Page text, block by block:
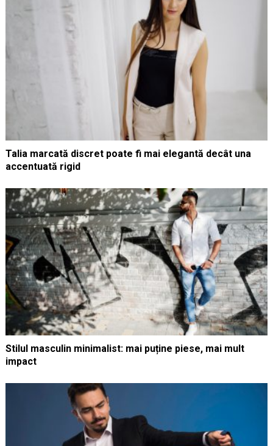
Talia marcată discret poate fi mai elegantă decât una
accentuată rigid
Stilul masculin minimalist: mai puține piese, mai mult
impact